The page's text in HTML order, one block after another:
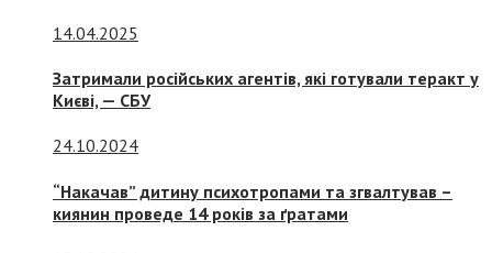
14.04.2025
Затримали російських агентів, які готували теракт у
Києві, — СБУ
24.10.2024
“Накачав” дитину психотропами та згвалтував –
киянин проведе 14 років за ґратами